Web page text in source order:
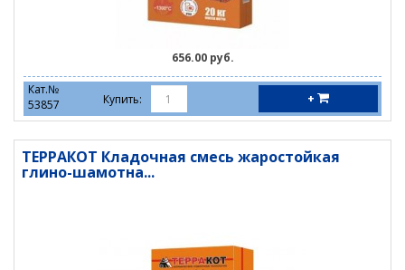
656.00 руб.
Кат.№
53857
Купить: +
ТЕРРАКОТ Кладочная смесь жаростойкая
глино-шамотна...